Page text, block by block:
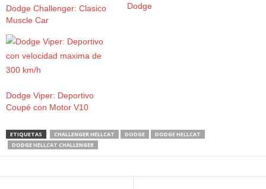
Dodge Challenger: Clasico
Muscle Car
Dodge
Dodge Viper: Deportivo
Coupé con Motor V10
ETIQUETAS CHALLENGER HELLCAT DODGE
DODGE HELLCAT
DODGE HELLCAT CHALLENGER